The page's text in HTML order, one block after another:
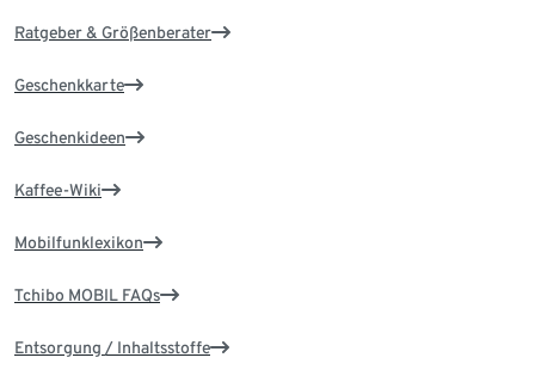
Ratgeber & Größenberater
Geschenkkarte
Geschenkideen
Kaffee-Wiki
Mobilfunklexikon
Tchibo MOBIL FAQs
Entsorgung / Inhaltsstoffe